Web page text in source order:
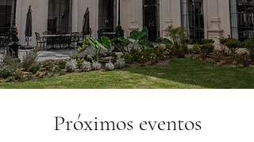
Próximos eventos